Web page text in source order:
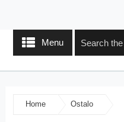
Menu
Home Ostalo